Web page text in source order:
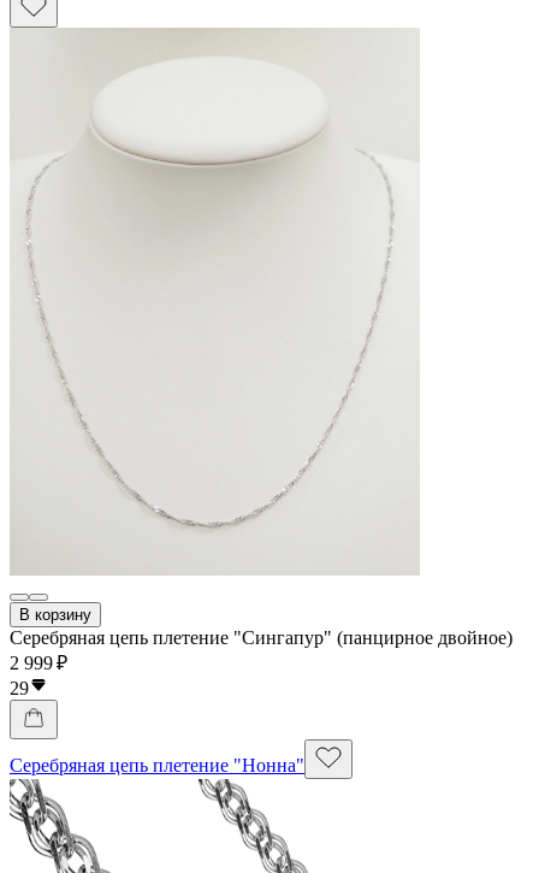
В корзину
Серебряная цепь плетение "Сингапур" (панцирное двойное)
2 999 ₽
29
Серебряная цепь плетение "Нонна"